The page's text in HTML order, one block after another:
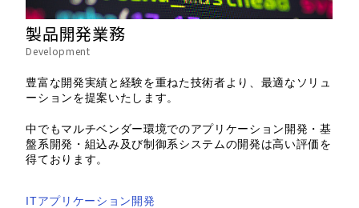
製品開発業務
Development
豊富な開発実績と経験を重ねた技術者より、最適なソリュ
ーションを提案いたします。
中でもマルチベンダー環境でのアプリケーション開発・基
盤系開発・組込み及び制御系システムの開発は高い評価を
得ております。
ITアプリケーション開発